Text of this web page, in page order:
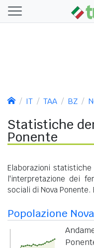
IT TAA BZ
Statistiche
Ponente
Elaborazioni
l'interpretazione dei
sociali di Nova Ponente.
Popolazione